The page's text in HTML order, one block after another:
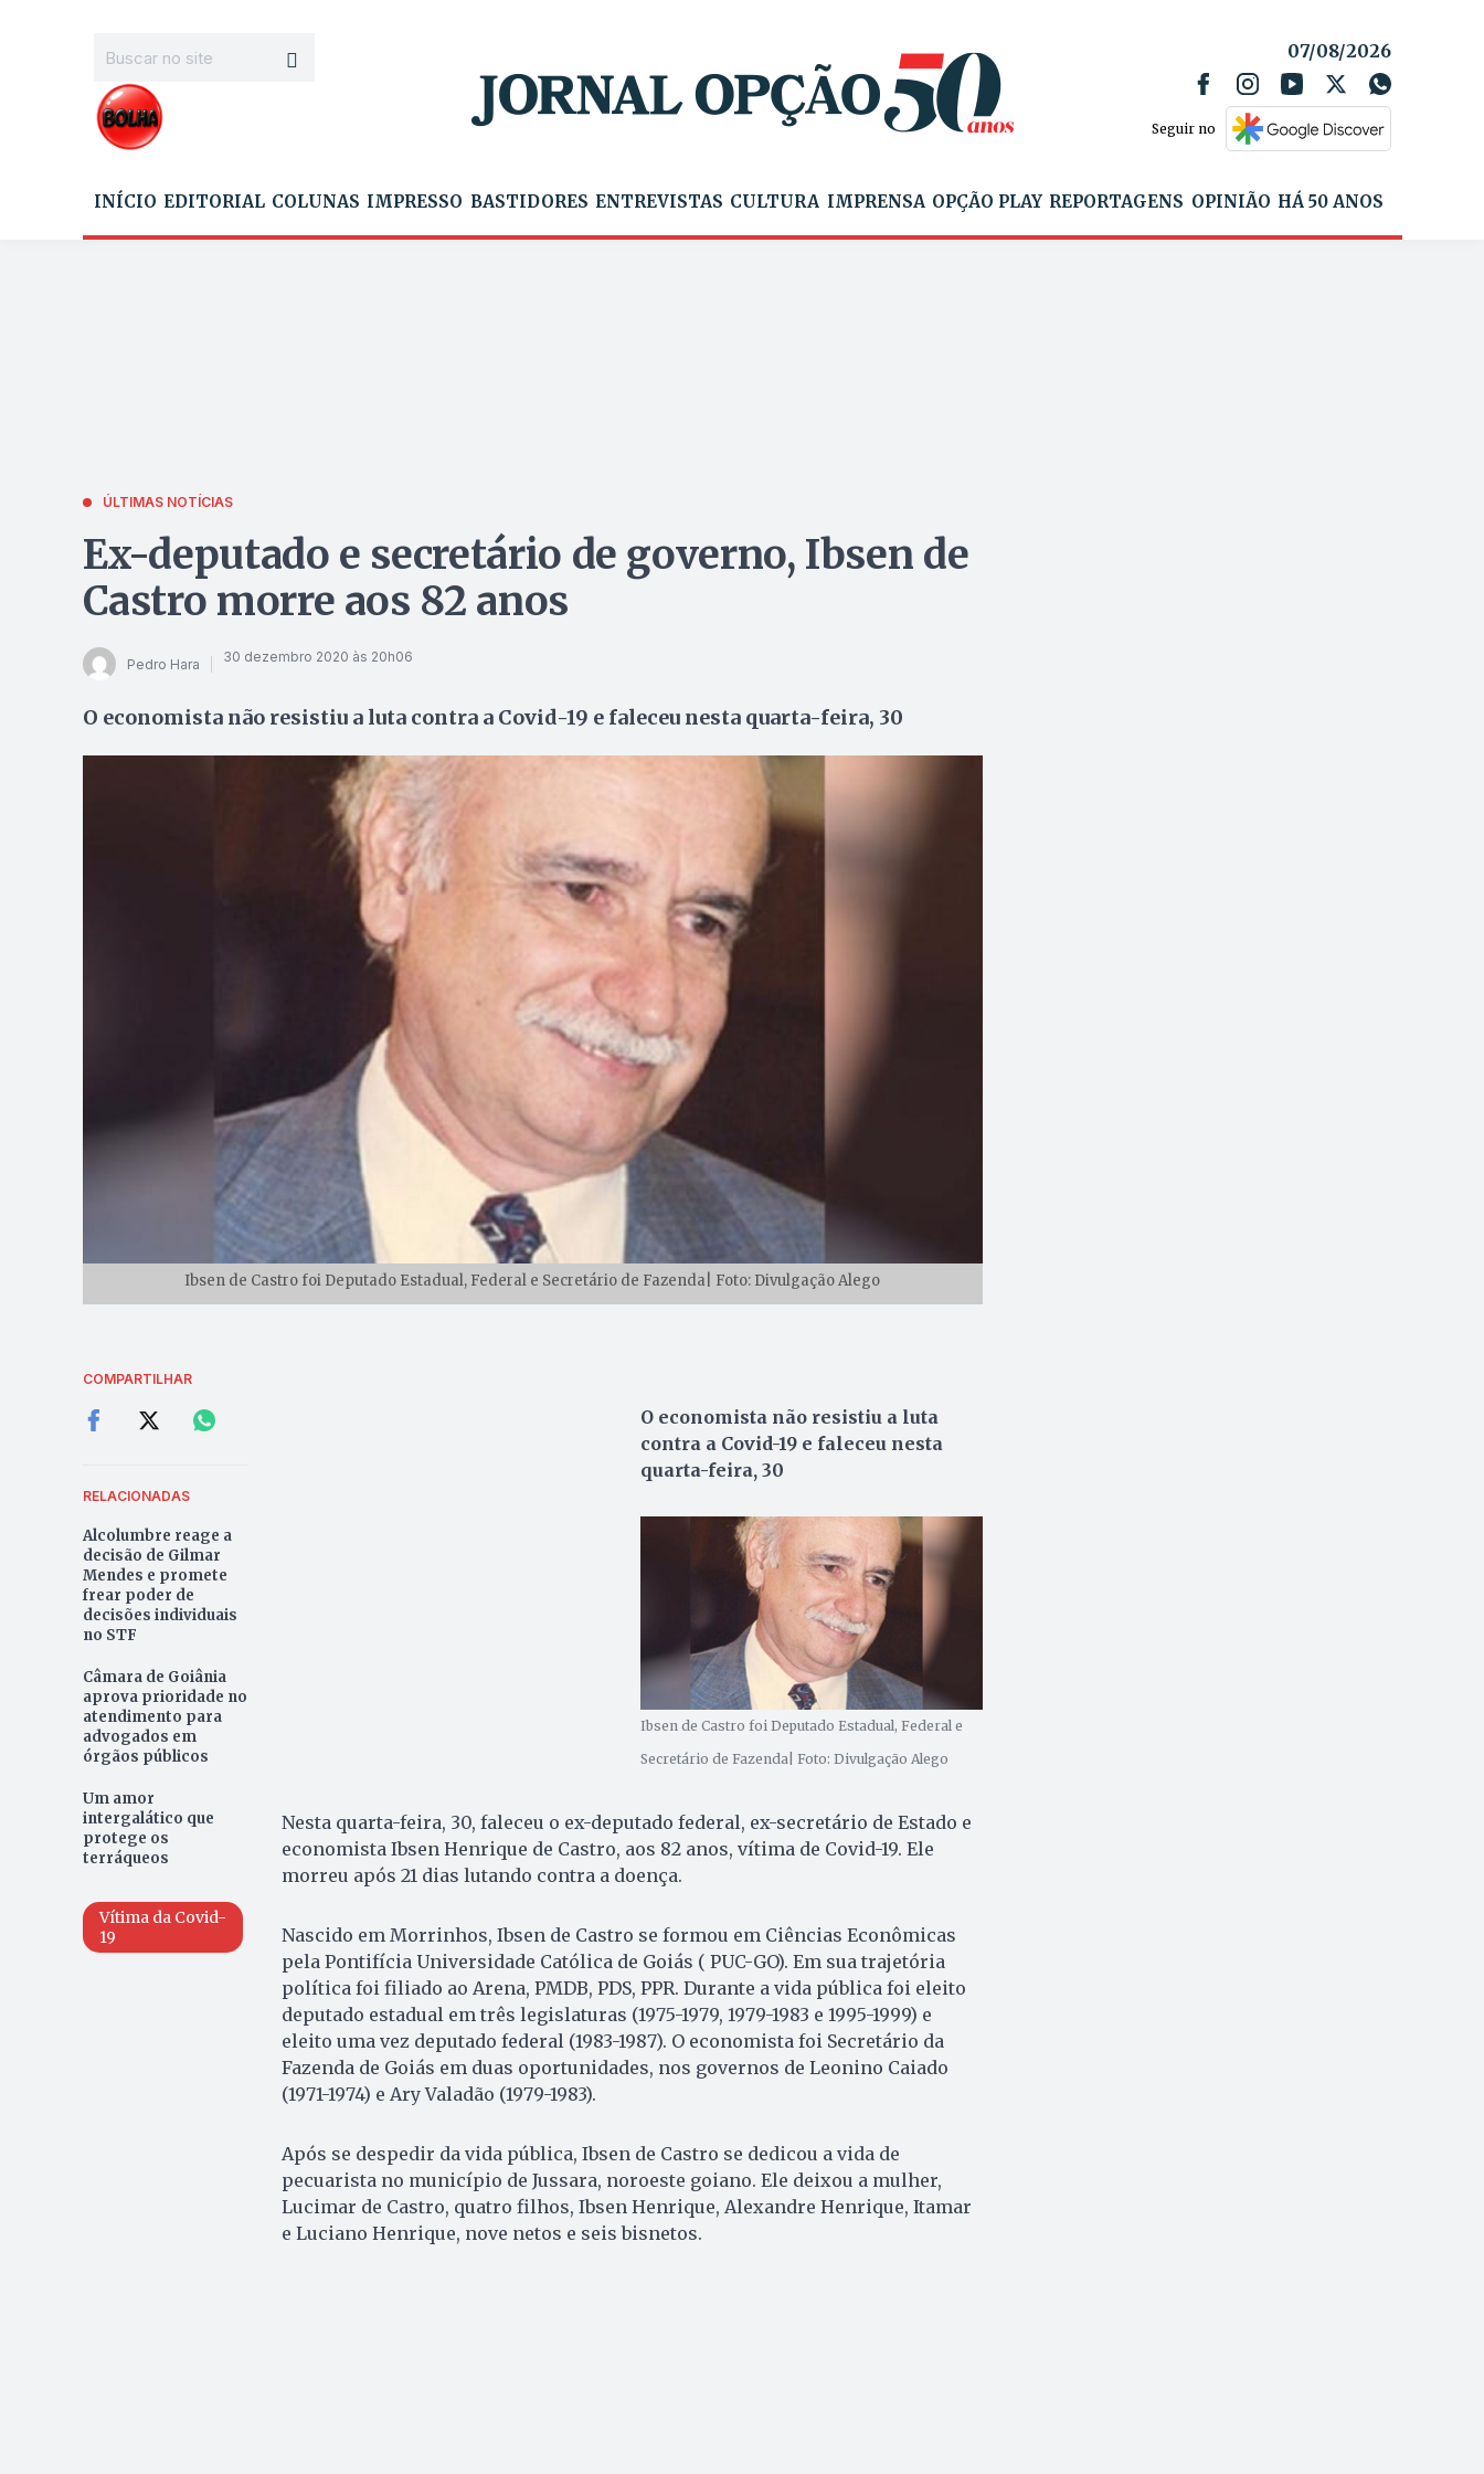
07/08/2026
Seguir no
INÍCIO EDITORIAL COLUNAS IMPRESSO BASTIDORES ENTREVISTAS CULTURA IMPRENSA OPÇÃO PLAY REPORTAGENS OPINIÃO HÁ 50 ANOS
ÚLTIMAS NOTÍCIAS
Ex-deputado e secretário de governo, Ibsen de
Castro morre aos 82 anos
Pedro Hara 30 dezembro 2020 às 20h06
O economista não resistiu a luta contra a Covid-19 e faleceu nesta quarta-feira, 30
Ibsen de Castro foi Deputado Estadual, Federal e Secretário de Fazenda| Foto: Divulgação Alego
COMPARTILHAR
RELACIONADAS
Alcolumbre reage a
decisão de Gilmar
Mendes e promete
frear poder de
decisões individuais
no STF
Câmara de Goiânia
aprova prioridade no
atendimento para
advogados em
órgãos públicos
Um amor
intergalático que
protege os
terráqueos
Vítima da Covid-
19
O economista não resistiu a luta
contra a Covid-19 e faleceu nesta
quarta-feira, 30
Ibsen de Castro foi Deputado Estadual, Federal e
Secretário de Fazenda| Foto: Divulgação Alego
Nesta quarta-feira, 30, faleceu o ex-deputado federal, ex-secretário de Estado e
economista Ibsen Henrique de Castro, aos 82 anos, vítima de Covid-19. Ele
morreu após 21 dias lutando contra a doença.
Nascido em Morrinhos, Ibsen de Castro se formou em Ciências Econômicas
pela Pontifícia Universidade Católica de Goiás ( PUC-GO). Em sua trajetória
política foi filiado ao Arena, PMDB, PDS, PPR. Durante a vida pública foi eleito
deputado estadual em três legislaturas (1975-1979, 1979-1983 e 1995-1999) e
eleito uma vez deputado federal (1983-1987). O economista foi Secretário da
Fazenda de Goiás em duas oportunidades, nos governos de Leonino Caiado
(1971-1974) e Ary Valadão (1979-1983).
Após se despedir da vida pública, Ibsen de Castro se dedicou a vida de
pecuarista no município de Jussara, noroeste goiano. Ele deixou a mulher,
Lucimar de Castro, quatro filhos, Ibsen Henrique, Alexandre Henrique, Itamar
e Luciano Henrique, nove netos e seis bisnetos.